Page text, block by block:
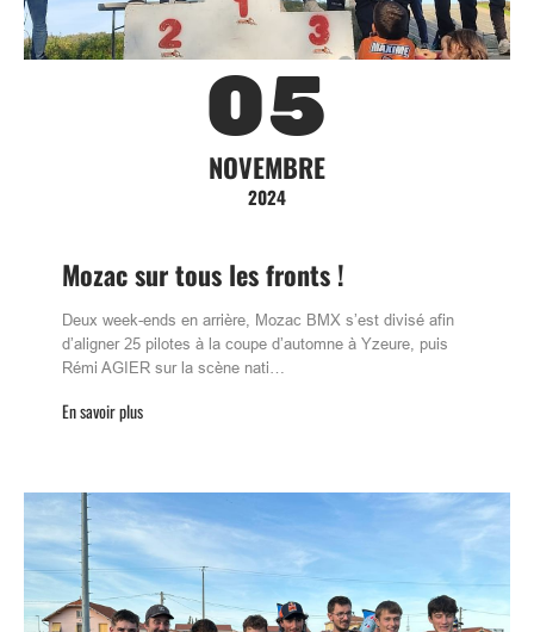
05
NOVEMBRE
2024
Mozac sur tous les fronts !
Deux week-ends en arrière, Mozac BMX s’est divisé afin
d’aligner 25 pilotes à la coupe d’automne à Yzeure, puis
Rémi AGIER sur la scène nati…
En savoir plus